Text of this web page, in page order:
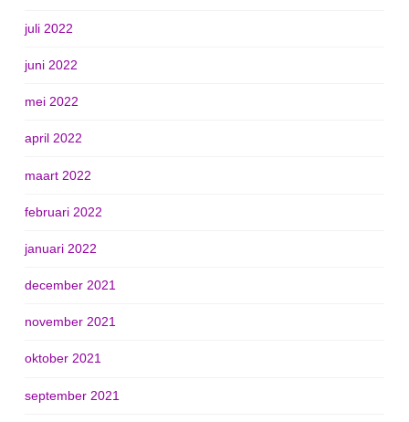
juli 2022
juni 2022
mei 2022
april 2022
maart 2022
februari 2022
januari 2022
december 2021
november 2021
oktober 2021
september 2021